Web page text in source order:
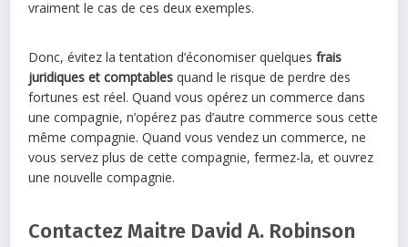
vraiment le cas de ces deux exemples.
Donc, évitez la tentation d’économiser quelquesfrais
juridiques et comptables quand le risque de perdre des
fortunes est réel. Quand vous opérez un commerce dans
une compagnie, n’opérez pas d’autre commerce sous cette
même compagnie. Quand vous vendez un commerce, ne
vous servez plus de cette compagnie, fermez-la, et ouvrez
une nouvelle compagnie.
Contactez Maitre David A. Robinson